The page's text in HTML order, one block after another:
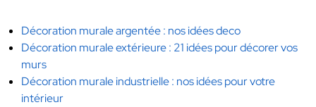
Décoration murale argentée : nos idées deco
Décoration murale extérieure : 21 idées pour décorer vos
murs
Décoration murale industrielle : nos idées pour votre
intérieur